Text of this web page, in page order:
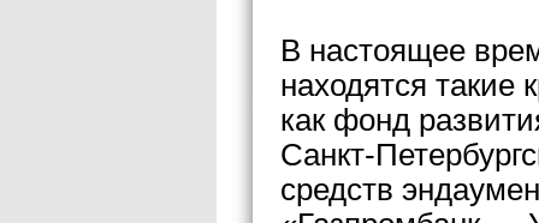
В настоящее
находятся такие
как фонд
Санкт-
средств